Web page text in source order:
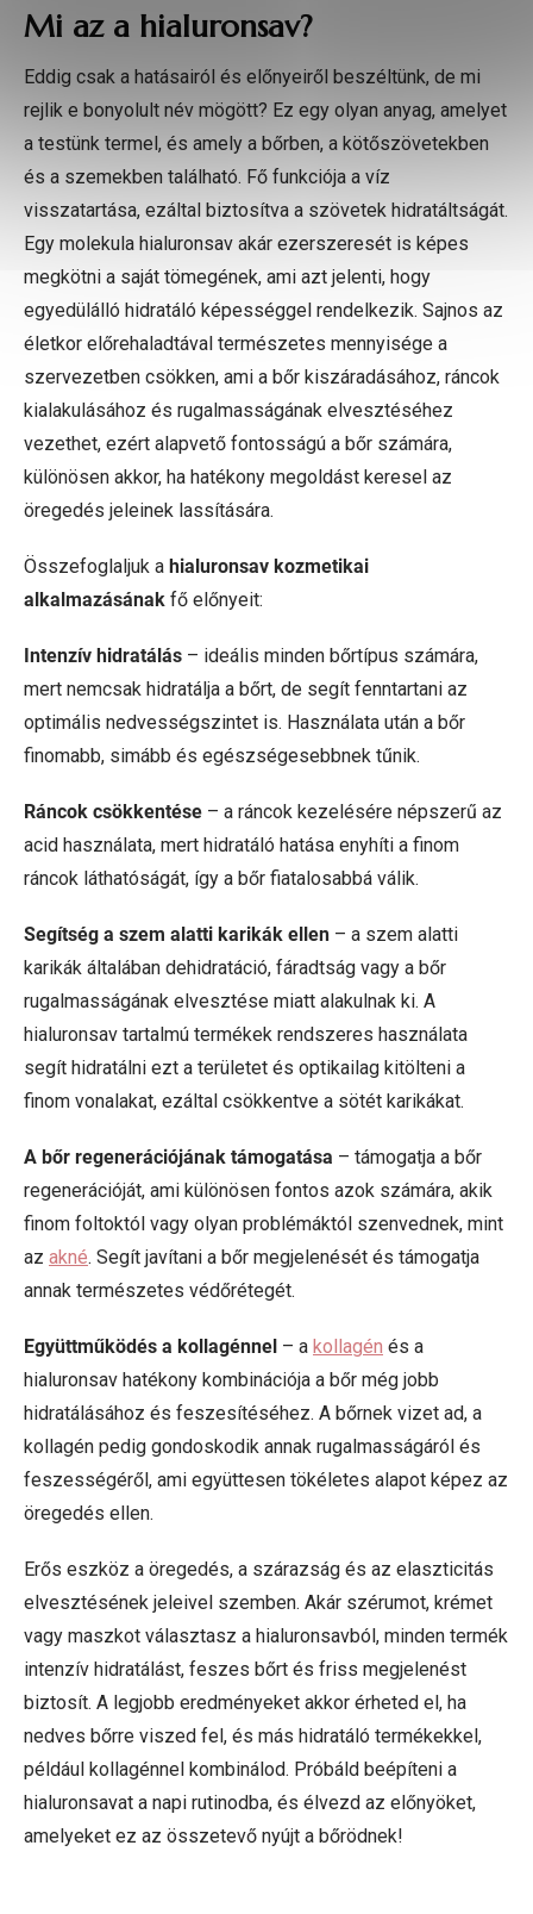
Mi az a hialuronsav?
Eddig csak a hatásairól és előnyeiről beszéltünk, de mi
rejlik e bonyolult név mögött? Ez egy olyan anyag, amelyet
a testünk termel, és amely a bőrben, a kötőszövetekben
és a szemekben található. Fő funkciója a víz
visszatartása, ezáltal biztosítva a szövetek hidratáltságát.
Egy molekula hialuronsav akár ezerszeresét is képes
megkötni a saját tömegének, ami azt jelenti, hogy
egyedülálló hidratáló képességgel rendelkezik. Sajnos az
életkor előrehaladtával természetes mennyisége a
szervezetben csökken, ami a bőr kiszáradásához, ráncok
kialakulásához és rugalmasságának elvesztéséhez
vezethet, ezért alapvető fontosságú a bőr számára,
különösen akkor, ha hatékony megoldást keresel az
öregedés jeleinek lassítására.
Összefoglaljuk a hialuronsav kozmetikai
alkalmazásának fő előnyeit:
Intenzív hidratálás – ideális minden bőrtípus számára,
mert nemcsak hidratálja a bőrt, de segít fenntartani az
optimális nedvességszintet is. Használata után a bőr
finomabb, simább és egészségesebbnek tűnik.
Ráncok csökkentése – a ráncok kezelésére népszerű az
acid használata, mert hidratáló hatása enyhíti a finom
ráncok láthatóságát, így a bőr fiatalosabbá válik.
Segítség a szem alatti karikák ellen – a szem alatti
karikák általában dehidratáció, fáradtság vagy a bőr
rugalmasságának elvesztése miatt alakulnak ki. A
hialuronsav tartalmú termékek rendszeres használata
segít hidratálni ezt a területet és optikailag kitölteni a
finom vonalakat, ezáltal csökkentve a sötét karikákat.
A bőr regenerációjának támogatása – támogatja a bőr
regenerációját, ami különösen fontos azok számára, akik
finom foltoktól vagy olyan problémáktól szenvednek, mint
az akné. Segít javítani a bőr megjelenését és támogatja
annak természetes védőrétegét.
Együttműködés a kollagénnel – a kollagén és a
hialuronsav hatékony kombinációja a bőr még jobb
hidratálásához és feszesítéséhez. A bőrnek vizet ad, a
kollagén pedig gondoskodik annak rugalmasságáról és
feszességéről, ami együttesen tökéletes alapot képez az
öregedés ellen.
Erős eszköz a öregedés, a szárazság és az elaszticitás
elvesztésének jeleivel szemben. Akár szérumot, krémet
vagy maszkot választasz a hialuronsavból, minden termék
intenzív hidratálást, feszes bőrt és friss megjelenést
biztosít. A legjobb eredményeket akkor érheted el, ha
nedves bőrre viszed fel, és más hidratáló termékekkel,
például kollagénnel kombinálod. Próbáld beépíteni a
hialuronsavat a napi rutinodba, és élvezd az előnyöket,
amelyeket ez az összetevő nyújt a bőrödnek!